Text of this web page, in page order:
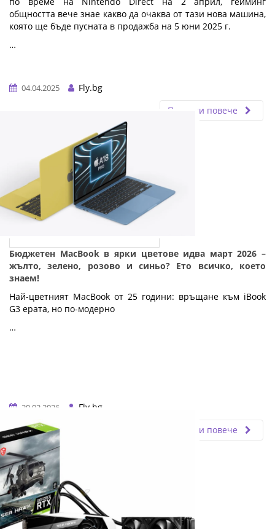
общността вече знае какво да очаква от тази нова машина,
която ще бъде пусната в продажба на 5 юни 2025 г.
…
04.04.2025
Fly.bg
Прочети повече
Бюджетен MacBook в ярки цветове идва март 2026 –
жълто, зелено, розово и синьо? Ето всичко, което
знаем!
Най-цветният MacBook от 25 години: връщане към iBook
G3 ерата, но по-модерно
…
20.02.2026
Fly.bg
Прочети повече